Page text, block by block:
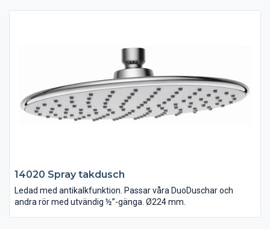
14020 Spray takdusch
Ledad med antikalkfunktion. Passar våra DuoDuschar och
andra rör med utvändig ½”-gänga. Ø224 mm.